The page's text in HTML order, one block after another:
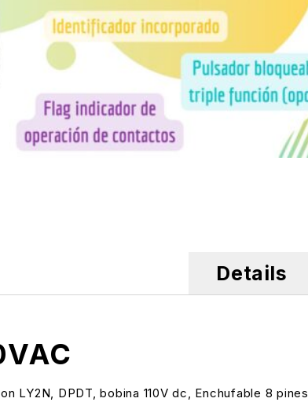
Details
LY2N, DPDT, bobina 110V dc, Enchufable 8 pines